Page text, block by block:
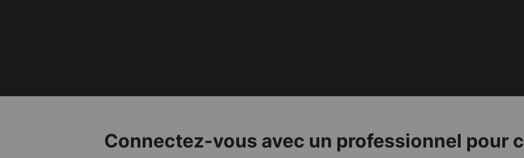
Connectez-vous avec un professionnel pour